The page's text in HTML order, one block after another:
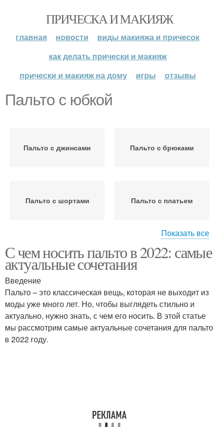
ПРИЧЕСКА И МАКИЯЖ
главная новости
виды макияжа и причесок
как делать прически и макияж
прически и макияж на дому
игры отзывы
Пальто с юбкой
Пальто с джинсами Пальто с брюками
Пальто с шортами Пальто с платьем
Пальто с курткой Пальто с пальто
Длинная юбка Юбки с коротким или
Показать все
С чем носить пальто в 2022: самые
актуальные сочетания
Введение
Пальто – это классическая вещь, которая не выходит из
моды уже много лет. Но, чтобы выглядеть стильно и
актуально, нужно знать, с чем его носить. В этой статье
мы рассмотрим самые актуальные сочетания для пальто
в 2022 году.